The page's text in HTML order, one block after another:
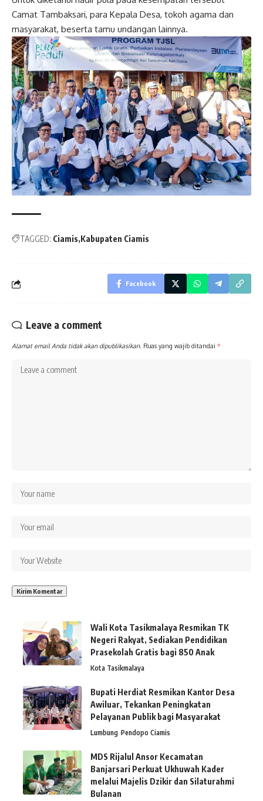
Camat Tambaksari, para Kepala Desa, tokoh agama dan
masyarakat, beserta tamu undangan lainnya.
navigation
TAGGED: Ciamis Kabupaten Ciamis
Facebook
Leave a comment
Alamat email Anda tidak akan dipublikasikan. Ruas yang wajib ditandai *
Wali Kota Tasikmalaya Resmikan TK
Negeri Rakyat, Sediakan Pendidikan
Prasekolah Gratis bagi 850 Anak
Kota Tasikmalaya
Bupati Herdiat Resmikan Kantor Desa
Awiluar, Tekankan Peningkatan
Pelayanan Publik bagi Masyarakat
Lumbung Pendopo Ciamis
MDS Rijalul Ansor Kecamatan
Banjarsari Perkuat Ukhuwah Kader
melalui Majelis Dzikir dan Silaturahmi
Bulanan